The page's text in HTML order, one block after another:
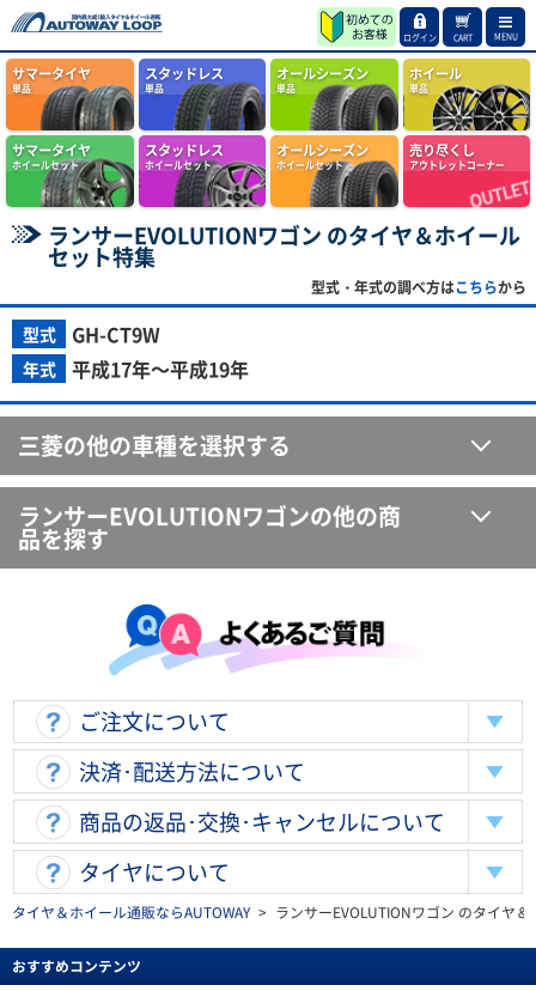
ログイン CART MENU
サマータイヤ
単品
スタッドレス
単品
オールシーズン
単品
ホイール
単品
サマータイヤ
ホイールセット
スタッドレス
ホイールセット
オールシーズン
ホイールセット
売り尽くし
アウトレットコーナー
ランサーEVOLUTIONワゴン のタイヤ＆ホイール
セット特集
型式・年式の調べ方はこちらから
型式 GH-CT9W
年式 平成17年～平成19年
三菱の他の車種を選択する
ランサーEVOLUTIONワゴンの他の商
品を探す
ご注文について
決済･配送方法について
商品の返品･交換･キャンセルについて
タイヤについて
タイヤ＆ホイール通販ならAUTOWAY > ランサーEVOLUTIONワゴン のタイヤ
おすすめコンテンツ